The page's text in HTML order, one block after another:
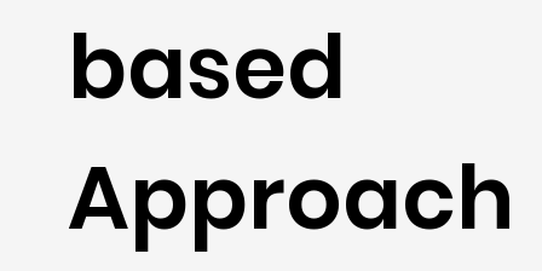
based
Approach